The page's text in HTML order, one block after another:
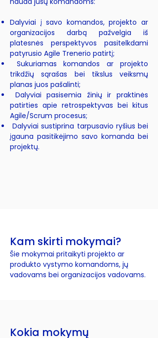
Dalyviai į savo komandos, projekto ar
organizacijos darbą pažvelgia iš
platesnės perspektyvos pasitelkdami
patyrusio Agile Trenerio patirtį;
Sukuriamas komandos ar projekto
trikdžių sąrašas bei tikslus veiksmų
planas juos pašalinti;
Dalyviai pasisemia žinių ir praktinės
patirties apie retrospektyvas bei kitus
Agile/Scrum procesus;
Dalyviai sustiprina tarpusavio ryšius bei
įgauna pasitikėjimo savo komanda bei
projektų.
Kam skirti mokymai?
Šie mokymai pritaikyti projekto ar
produkto vystymo komandoms, jų
vadovams bei organizacijos vadovams.
Kokia mokymų